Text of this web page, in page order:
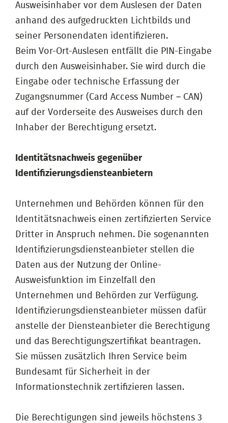
Ausweisinhaber vor dem Auslesen der Daten
anhand des aufgedruckten Lichtbilds und
seiner Personendaten identifizieren.
Beim Vor-Ort-Auslesen entfällt die PIN-Eingabe
durch den Ausweisinhaber. Sie wird durch die
Eingabe oder technische Erfassung der
Zugangsnummer (Card Access Number – CAN)
auf der Vorderseite des Ausweises durch den
Inhaber der Berechtigung ersetzt.
Identitätsnachweis gegenüber
Identifizierungsdiensteanbietern
Unternehmen und Behörden können für den
Identitätsnachweis einen zertifizierten Service
Dritter in Anspruch nehmen. Die sogenannten
Identifizierungsdiensteanbieter stellen die
Daten aus der Nutzung der Online-
Ausweisfunktion im Einzelfall den
Unternehmen und Behörden zur Verfügung.
Identifizierungsdiensteanbieter müssen dafür
anstelle der Diensteanbieter die Berechtigung
und das Berechtigungszertifikat beantragen.
Sie müssen zusätzlich Ihren Service beim
Bundesamt für Sicherheit in der
Informationstechnik zertifizieren lassen.
Die Berechtigungen sind jeweils höchstens 3